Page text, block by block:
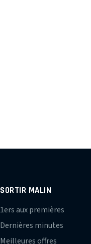
SORTIR MALIN
1ers aux premières
Dernières minutes
Meilleures offres